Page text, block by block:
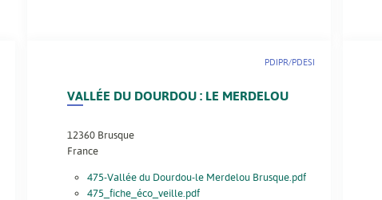
VALLÉE DU DOURDOU : LE MERDELOU
PDIPR/PDESI
12360 Brusque
France
475-Vallée du Dourdou-le Merdelou Brusque.pdf
475_fiche_éco_veille.pdf